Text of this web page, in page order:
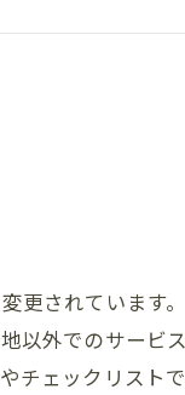
で読み解く
新情報
知識
手順
実例
更されています
以外でのサービ
チェックリスト